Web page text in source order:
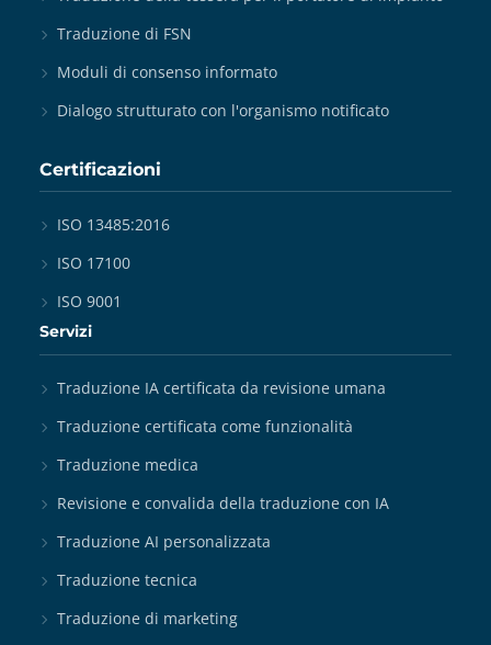
Traduzione di FSN
Moduli di consenso informato
Dialogo strutturato con l'organismo notificato
Certificazioni
ISO 13485:2016
ISO 17100
ISO 9001
Servizi
Traduzione IA certificata da revisione umana
Traduzione certificata come funzionalità
Traduzione medica
Revisione e convalida della traduzione con IA
Traduzione AI personalizzata
Traduzione tecnica
Traduzione di marketing